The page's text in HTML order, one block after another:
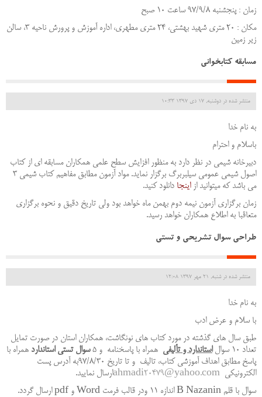
زمان : پنجشنبه 97/9/8 ساعت 10 صبح
مکان : 20 متری شهید بهشتی، 24 متری مطهری، اداره آموزش و پرورش ناحیه 3، سالن
زیر زمین
مسابقه کتابخوانی
منتشر شده در دوشنبه, 17 دی 1397 10:33
به نام خدا
باسلام و احترام
دبیرخانه شیمی در نظر دارد به منظور افزایش سطح علمی همکاران مسابقه ای از کتاب
اصول شیمی عمومی سیلبربرگ برگزار نماید. مواد آزمون مطابق مفاهیم کتاب شیمی 3
می باشد که میتوانید از اینجا دانلود کنید.
زمان برگزاری آزمون نیمه دوم بهمن ماه خواهد بود ولی تاریخ دقیق و نحوه برگزاری
متعاقبا به اطلاع همکاران خواهد رسید.
طراحی سوال تشریحی و تستی
منتشر شده در شنبه, 21 مهر 1397 12:08
به نام خدا
با سلام و عرض ادب
طبق سال های گذشته در مورد کتاب های نونگاشت، همکاران استان در صورت تمایل
تعداد 10 سوال
استاندارد و تألیفی همراه با پاسخنامه و 5 سوال تستی استاندارد همراه با
پاسخ مطابق اهداف آموزشی کتاب، تالیف و تا تاریخ 97/8/30به آدرس پست
الکترونیکی ahmadi20479@yahoo.comارسال نمایید.
سوال با قلم B Nazaninاندازه 11 ودر قالب فرمت Word و pdfارسال گردد.